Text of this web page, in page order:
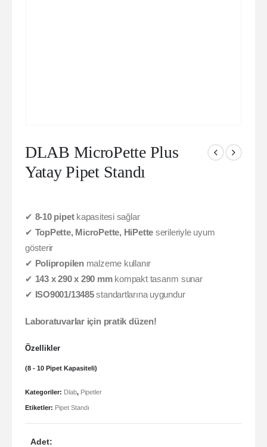
DLAB MicroPette Plus
Yatay Pipet Standı
✔ 8-10 pipetkapasitesi sağlar
✔ TopPette, MicroPette, HiPette serileriyle uyum
gösterir
✔ Polipropilenmalzeme kullanır
✔ 143 x 290 x 290 mmkompakt tasarım sunar
✔ ISO9001/13485standartlarına uygundur
Laboratuvarlar için pratik düzen!
Özellikler
(8 - 10 Pipet Kapasiteli)
Kategoriler: Dlab, Pipetler
Etiketler: Pipet Standı
Adet: